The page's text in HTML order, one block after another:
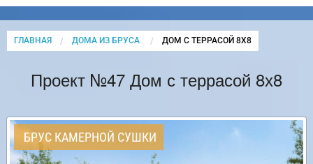
ГЛАВНАЯ ДОМА ИЗ БРУСА CURRENT:
ДОМ С ТЕРРАСОЙ 8Х8
Проект №47 Дом с террасой 8х8
БРУС КАМЕРНОЙ СУШКИ